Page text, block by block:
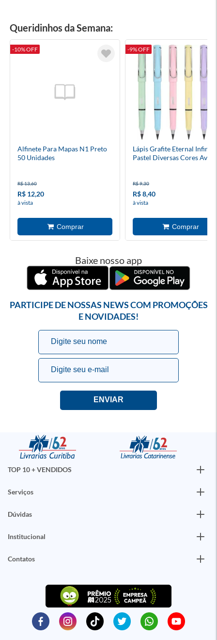
Queridinhos da Semana:
-10% OFF
Alfinete Para Mapas N1 Preto
50 Unidades
R$ 13,60
R$ 12,20
à vista
-9% OFF
Lápis Grafite Eternal Infinito
Pastel Diversas Cores
R$ 9,30
R$ 8,40
à vista
Baixe nosso app
PARTICIPE DE NOSSAS NEWS COM PROMOÇÕES
E NOVIDADES!
TOP 10 + VENDIDOS
Serviços
Dúvidas
Institucional
Contatos